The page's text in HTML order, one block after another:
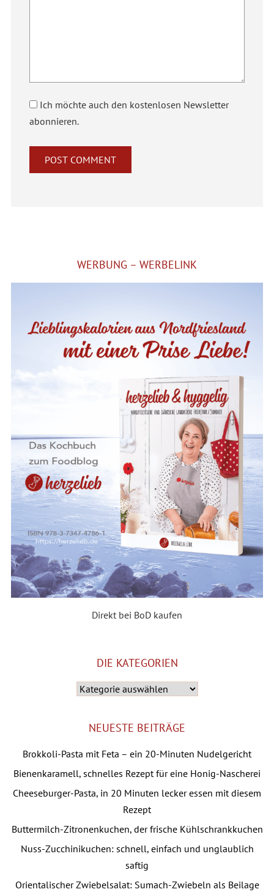
Ich möchte auch den kostenlosen Newsletter
abonnieren.
WERBUNG – WERBELINK
Direkt bei BoD kaufen
DIE KATEGORIEN
NEUESTE BEITRÄGE
Brokkoli-Pasta mit Feta – ein 20-Minuten Nudelgericht
Bienenkaramell, schnelles Rezept für eine Honig-Nascherei
Cheeseburger-Pasta, in 20 Minuten lecker essen mit diesem
Rezept
Buttermilch-Zitronenkuchen, der frische Kühlschrankkuchen
Nuss-Zucchinikuchen: schnell, einfach und unglaublich
saftig
Orientalischer Zwiebelsalat: Sumach-Zwiebeln als Beilage